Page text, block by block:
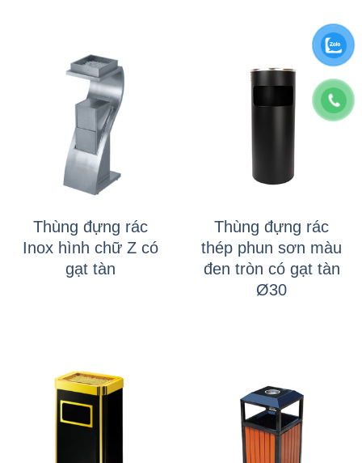
Thùng đựng rác
Inox hình chữ Z có
gạt tàn
Thùng đựng rác
thép phun sơn màu
đen tròn có gạt tàn
Ø30